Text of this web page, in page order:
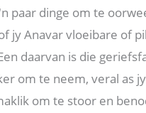
paar dinge om te
jy Anavar vloeibare of
daarvan is die
om te neem, veral as
om te stoor en